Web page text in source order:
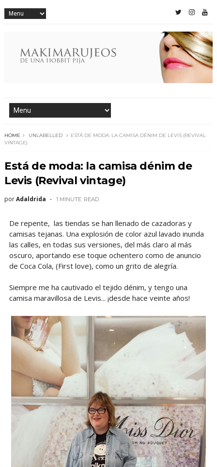
HOME UNLABELLED
ESTÁ DE MODA: LA CAMISA DÉNIM DE LEVIS (REVIVAL
VINTAGE)
Está de moda: la camisa dénim de
Levis (Revival vintage)
porAdaldrida 1 MINUTE READ
De repente, las tiendas se han llenado de cazadoras y
camisas tejanas. Una explosión de color azul lavado inunda
las calles, en todas sus versiones, del más claro al más
oscuro, aportando ese toque ochentero como de anuncio
de Coca Cola, (First love), como un grito de alegría.
Siempre me ha cautivado el tejido dénim, y tengo una
camisa maravillosa de Levis... ¡desde hace veinte años!